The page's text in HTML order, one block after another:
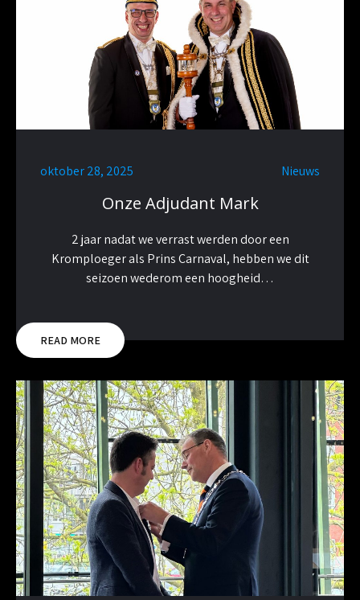
oktober 28, 2025 Nieuws
Onze Adjudant Mark
2 jaar nadat we verrast werden door een
Kromploeger als Prins Carnaval, hebben we dit
seizoen wederom een hoogheid…
READ MORE